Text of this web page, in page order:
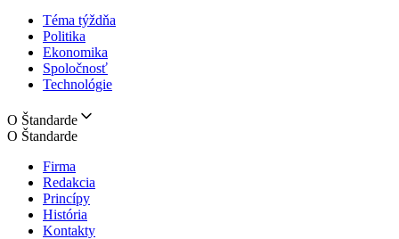
Téma týždňa
Politika
Ekonomika
Spoločnosť
Technológie
O Štandarde
O Štandarde
Firma
Redakcia
Princípy
História
Kontakty